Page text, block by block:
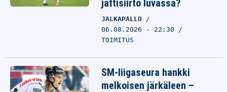
jättisiirto luvassa?
JALKAPALLO
06.08.2026 - 22:30
TOIMITUS
SM-liigaseura hankki
melkoisen järkäleen –